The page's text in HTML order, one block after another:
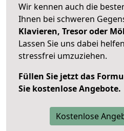
Wir kennen auch die
Ihnen bei schweren
Klavieren, Tresor oder
Lassen Sie uns dabei
stressfrei umzuziehen.
Füllen Sie jetzt das
Sie kostenlose Angebote.
Kostenlose